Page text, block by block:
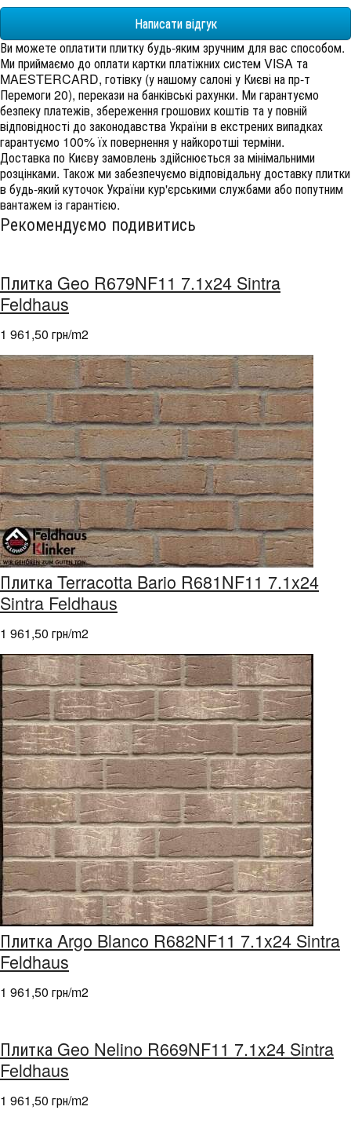
Написати відгук
Ви можете оплатити плитку будь-яким зручним для вас способом.
Ми приймаємо до оплати картки платіжних систем VISA та
MAESTERCARD, готівку (у нашому салоні у Києві на пр-т
Перемоги 20), перекази на банківські рахунки. Ми гарантуємо
безпеку платежів, збереження грошових коштів та у повній
відповідності до законодавства України в екстрених випадках
гарантуємо 100% їх повернення у найкоротші терміни.
Доставка по Києву замовлень здійснюється за мінімальними
розцінками. Також ми забезпечуємо відповідальну доставку плитки
в будь-який куточок України кур'єрськими службами або попутним
вантажем із гарантією.
Рекомендуємо подивитись
Плитка Geo R679NF11 7.1x24 Sintra
Feldhaus
1 961,50 грн/m2
Плитка Terracotta Bario R681NF11 7.1x24
Sintra Feldhaus
1 961,50 грн/m2
Плитка Argo Blanco R682NF11 7.1x24 Sintra
Feldhaus
1 961,50 грн/m2
Плитка Geo Nelino R669NF11 7.1x24 Sintra
Feldhaus
1 961,50 грн/m2